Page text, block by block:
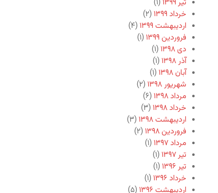
تیر ۱۳۹۹
(۱)
خرداد ۱۳۹۹
(۲)
اردیبهشت ۱۳۹۹
(۴)
فروردین ۱۳۹۹
(۱)
دی ۱۳۹۸
(۱)
آذر ۱۳۹۸
(۱)
آبان ۱۳۹۸
(۱)
شهریور ۱۳۹۸
(۲)
مرداد ۱۳۹۸
(۶)
خرداد ۱۳۹۸
(۳)
اردیبهشت ۱۳۹۸
(۳)
فروردین ۱۳۹۸
(۲)
مرداد ۱۳۹۷
(۱)
تیر ۱۳۹۷
(۱)
تیر ۱۳۹۶
(۱)
خرداد ۱۳۹۶
(۱)
اردیبهشت ۱۳۹۶
(۵)